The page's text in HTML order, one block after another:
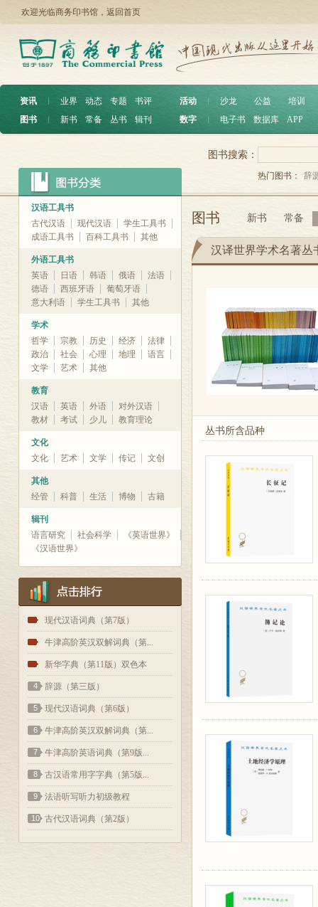
欢迎光临商务印书馆， 返回首页
资讯 ︱ 业界 动态 专题
书评
图书
︱ 新书 常备 丛书 辑刊
活动 沙龙 公益
培训
数字
电子书 数据库 APP
汉语工具书
古代汉语
现代汉语
学生工具书
成语工具书
百科工具书 其他
外语工具书
英语
日语 韩语 俄语
法语
德语
西班牙语
葡萄牙语
意大利语
学生工具书 其他
学术
哲学
宗教 历史 经济
法律
政治
社会 心理 地理
语言
文学
艺术 其他
教育
汉语
英语 外语
对外汉语
教材
考试 少儿 教育理论
文化
文化
艺术 文学 传记 文创
其他
经管
科普 生活 博物 古籍
辑刊
语言研究
社会科学
《英语世界》
《汉语世界》
1 现代汉语词典（第7版）
2 牛津高阶英汉双解词典（第...
3 新华字典（第11版）双色本
4 辞源（第三版）
5 现代汉语词典（第6版）
6 牛津高阶英汉双解词典（第...
7 牛津高阶英语词典（第9版...
8 古汉语常用字字典（第5版...
9 法语听写听力初级教程
10 古代汉语词典（第2版）
图书搜索：
热门图书： 辞
图书 新书 常备
汉译世界学术名著丛
丛书所含品种